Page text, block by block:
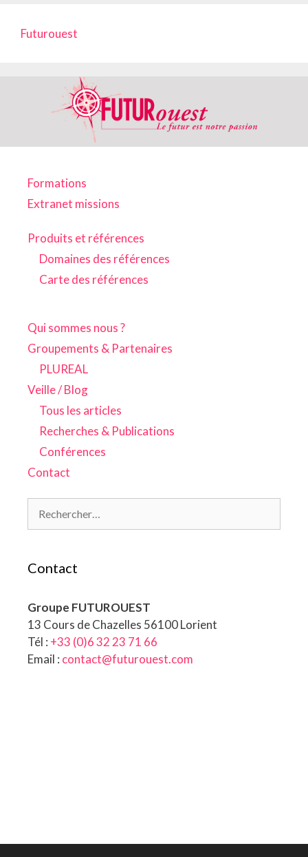
Futurouest
Formations
Extranet missions
Produits et références
Domaines des références
Carte des références
Qui sommes nous ?
Groupements & Partenaires
PLUREAL
Veille / Blog
Tous les articles
Recherches & Publications
Conférences
Contact
Contact
Groupe FUTUROUEST
13 Cours de Chazelles 56100 Lorient
Tél : +33 (0)6 32 23 71 66
Email : contact@futurouest.com